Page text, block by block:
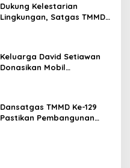
Dukung Kelestarian
Lingkungan, Satgas TMMD
Keluarga David Setiawan
Donasikan Mobil
Dansatgas TMMD Ke-129
Pastikan Pembangunan